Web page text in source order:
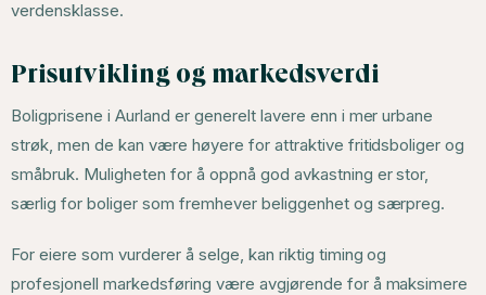
verdensklasse.
Prisutvikling og markedsverdi
Boligprisene i Aurland er generelt lavere enn i mer urbane
strøk, men de kan være høyere for attraktive fritidsboliger og
småbruk. Muligheten for å oppnå god avkastning er stor,
særlig for boliger som fremhever beliggenhet og særpreg.
For eiere som vurderer å selge, kan riktig timing og
profesjonell markedsføring være avgjørende for å maksimere